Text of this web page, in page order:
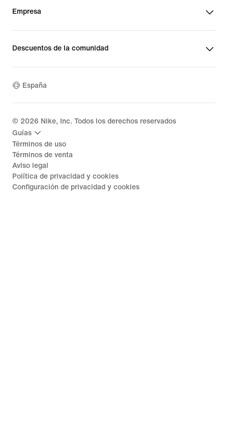
Empresa
Descuentos de la comunidad
España
© 2026 Nike, Inc. Todos los derechos reservados
Guías
Términos de uso
Términos de venta
Aviso legal
Política de privacidad y cookies
Configuración de privacidad y cookies